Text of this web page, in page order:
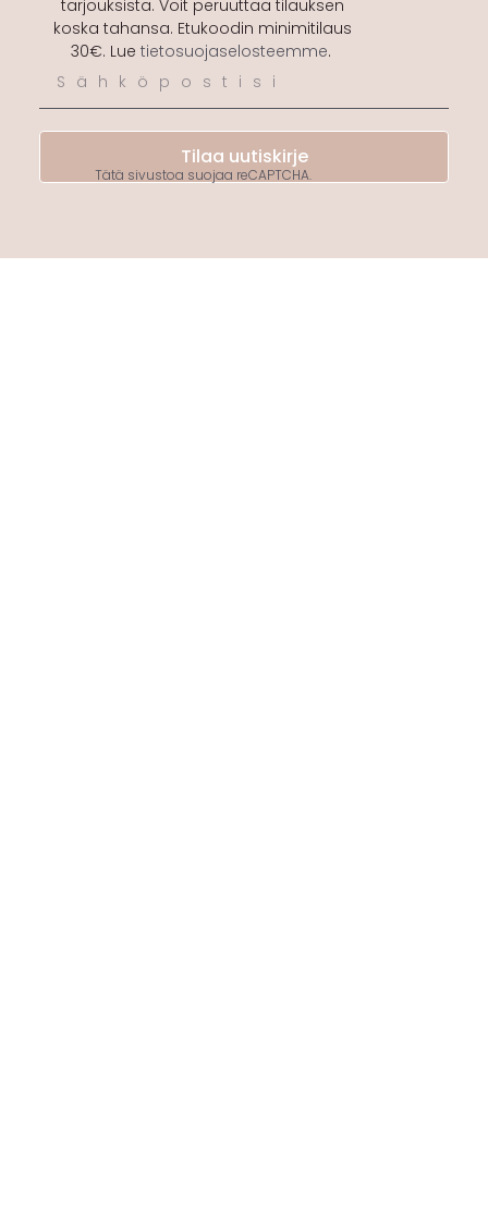
tarjouksista. Voit peruuttaa tilauksen
koska tahansa. Etukoodin minimitilaus
30€. Lue tietosuojaselosteemme.
Tilaa uutiskirje
Tätä sivustoa suojaa reCAPTCHA.